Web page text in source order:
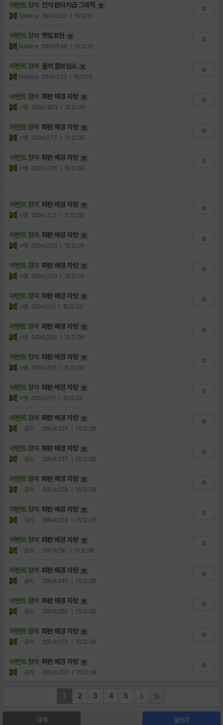
이벤트 참여 진자 판타지급 그래픽
Solstice 조회수:237 | 15.12.15
0
이벤트 참여 햇빛표현
Solstice 조회수:546 | 15.12.15
0
이벤트 참여 돌의 퀄보십쇼
Solstice 조회수:223 | 15.12.15
0
이벤트 참여 파판 배경 자랑
ㅇ앵 조회수:383 | 15.12.09
0
이벤트 참여 파판 배경 자랑
ㅇ앵 조회수:277 | 15.12.09
0
이벤트 참여 파판 배경 자랑
ㅇ앵 조회수:236 | 15.12.09
0
이벤트 참여 파판 배경 자랑
ㅇ앵 조회수:223 | 15.12.09
0
이벤트 참여 파판 배경 자랑
ㅇ앵 조회수:239 | 15.12.09
0
이벤트 참여 파판 배경 자랑
ㅇ앵 조회수:240 | 15.12.09
0
이벤트 참여 파판 배경 자랑
ㅇ앵 조회수:213 | 15.12.09
0
이벤트 참여 파판 배경 자랑
ㅇ앵 조회수:250 | 15.12.09
0
이벤트 참여 파판 배경 자랑
ㅇ앵 조회수:228 | 15.12.09
0
이벤트 참여 파판 배경 자랑
ㅇ앵 조회수:251 | 15.12.09
0
이벤트 참여 파판 배경 자랑
로리 조회수:327 | 15.12.08
0
이벤트 참여 파판 배경 자랑
로리 조회수:237 | 15.12.08
0
이벤트 참여 파판 배경 자랑
로리 조회수:238 | 15.12.08
0
이벤트 참여 파판 배경 자랑
로리 조회수:233 | 15.12.08
0
이벤트 참여 파판 배경 자랑
로리 조회수:210 | 15.12.08
0
이벤트 참여 파판 배경 자랑
로리 조회수:240 | 15.12.08
0
이벤트 참여 파판 배경 자랑
로리 조회수:280 | 15.12.08
0
이벤트 참여 파판 배경 자랑
로리 조회수:273 | 15.12.08
0
이벤트 참여 파판 배경 자랑
로리 조회수:303 | 15.12.08
0
1 2 3 4 5
검색 글쓰기